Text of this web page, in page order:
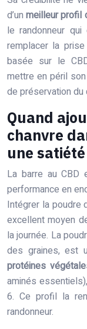
d’unmeilleur profil
le randonneur
remplacer la
basée sur le
mettre en péril
de préservation
Quand
chanvre
une satiété
La barre au CBD
performance en
Intégrer la poudre
excellent moyen
la journée. La
des graines, est
protéines
aminés
6. Ce profil la
randonneur.